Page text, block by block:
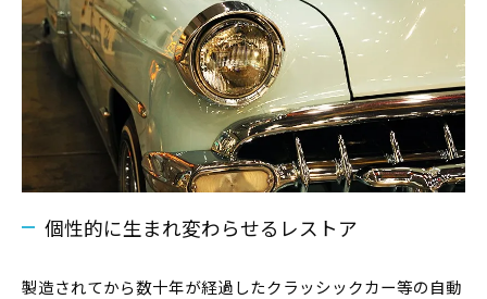
個性的に生まれ変わらせるレストア
製造されてから数十年が経過したクラッシックカー等の自動